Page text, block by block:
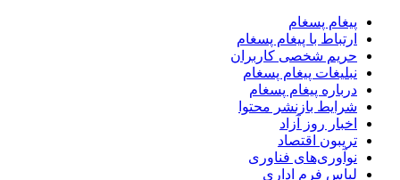
پیغام پسغام
ارتباط با پیغام پسغام
حریم شخصی کاربران
نبلیغات پیغام پسغام
درباره پیغام پسغام
شرایط بازنشر محتوا
اخبار روز آزاد
تریبون اقتصاد
نوآوری‌های فناوری
لباس فرم اداری